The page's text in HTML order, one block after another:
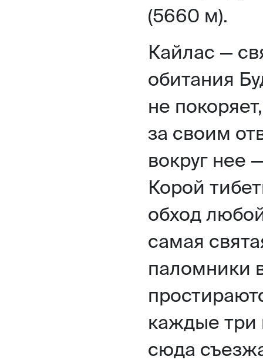
(5660 м).
Кайлас —
обитания
не
за своим
вокруг нее
Корой
обход
самая
паломники
каждые три
сюда